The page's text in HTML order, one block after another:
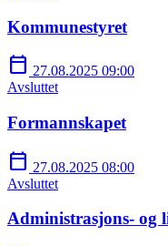
Kommunestyret
calendar_today 27.08.2025 09:00
Avsluttet
Formannskapet
calendar_today 27.08.2025 08:00
Avsluttet
Administrasjons- og